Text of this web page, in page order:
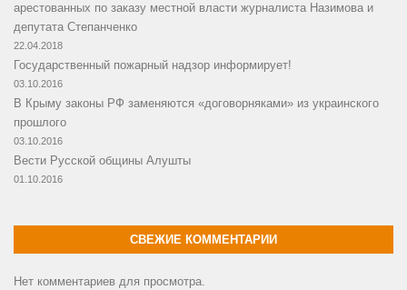
арестованных по заказу местной власти журналиста Назимова и
депутата Степанченко
22.04.2018
Государственный пожарный надзор информирует!
03.10.2016
В Крыму законы РФ заменяются «договорняками» из украинского
прошлого
03.10.2016
Вести Русской общины Алушты
01.10.2016
СВЕЖИЕ КОММЕНТАРИИ
Нет комментариев для просмотра.